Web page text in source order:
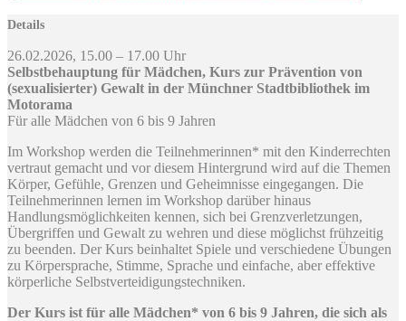
Details
26.02.2026, 15.00 – 17.00 Uhr
Selbstbehauptung für Mädchen, Kurs zur Prävention von
(sexualisierter) Gewalt in der Münchner Stadtbibliothek im
Motorama
Für alle Mädchen von 6 bis 9 Jahren
Im Workshop werden die Teilnehmerinnen* mit den Kinderrechten
vertraut gemacht und vor diesem Hintergrund wird auf die Themen
Körper, Gefühle, Grenzen und Geheimnisse eingegangen. Die
Teilnehmerinnen lernen im Workshop darüber hinaus
Handlungsmöglichkeiten kennen, sich bei Grenzverletzungen,
Übergriffen und Gewalt zu wehren und diese möglichst frühzeitig
zu beenden. Der Kurs beinhaltet Spiele und verschiedene Übungen
zu Körpersprache, Stimme, Sprache und einfache, aber effektive
körperliche Selbstverteidigungstechniken.
Der Kurs ist für alle Mädchen* von 6 bis 9 Jahren, die sich als